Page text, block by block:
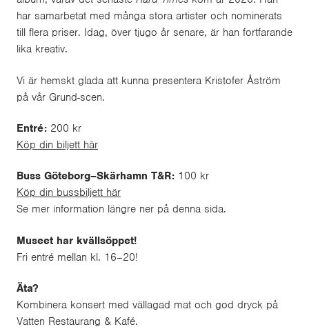
har samarbetat med många stora artister och nominerats
till flera priser. Idag, över tjugo år senare, är han fortfarande
lika kreativ.
Vi är hemskt glada att kunna presentera Kristofer Åström
på vår Grund-scen.
Entré: 200 kr
Köp din biljett här
Buss Göteborg–Skärhamn T&R: 100 kr
Köp din bussbiljett här
Se mer information längre ner på denna sida.
Museet har kvällsöppet!
Fri entré mellan kl. 16–20!
Äta?
Kombinera konsert med vällagad mat och god dryck på
Vatten Restaurang & Kafé.